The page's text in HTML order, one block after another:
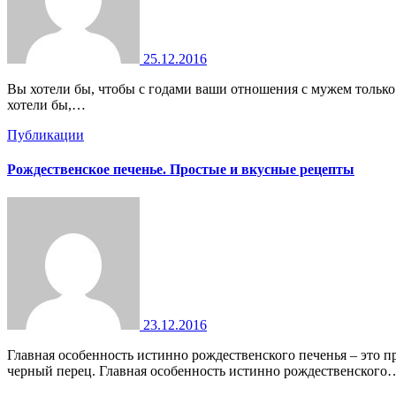
25.12.2016
Вы хотели бы, чтобы с годами ваши отношения с мужем только улучшались и мужчина добивался успехов в работе и карьере? Тогда вы должны научиться поддерживать своего спутника. Вы
хотели бы,…
Публикации
Рождественское печенье. Простые и вкусные рецепты
23.12.2016
Главная особенность истинно рождественского печенья – это пряный вкус. Для этого в него обильно добавляют молотые специи: корицу, ваниль, гвоздику, мускатный орех, имбирь, кардамон,
черный перец. Главная особенность истинно